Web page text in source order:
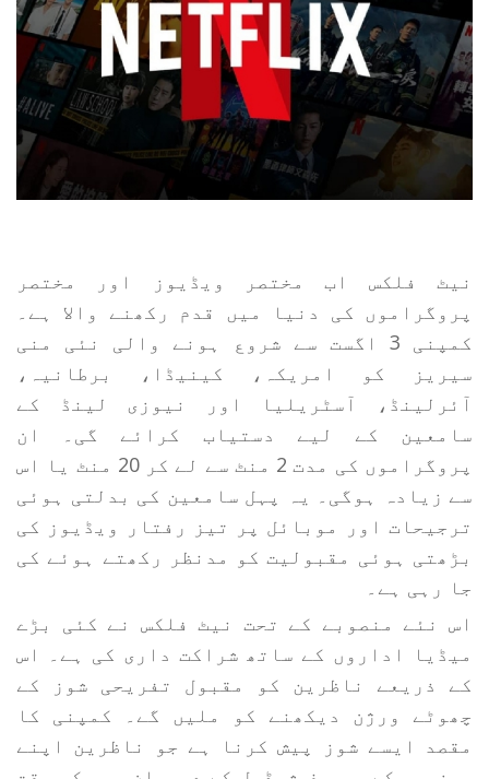
نیٹ فلکس اب مختصر ویڈیوز اور مختصر
پروگراموں کی دنیا میں قدم رکھنے والا ہے۔
کمپنی 3 اگست سے شروع ہونے والی نئی منی
سیریز کو امریکہ، کینیڈا، برطانیہ،
آئرلینڈ، آسٹریلیا اور نیوزی لینڈ کے
سامعین کے لیے دستیاب کرائے گی۔ ان
پروگراموں کی مدت 2 منٹ سے لے کر 20 منٹ یا اس
سے زیادہ ہوگی۔ یہ پہل سامعین کی بدلتی ہوئی
ترجیحات اور موبائل پر تیز رفتار ویڈیوز کی
بڑھتی ہوئی مقبولیت کو مدنظر رکھتے ہوئے کی
جا رہی ہے۔
اس نئے منصوبے کے تحت نیٹ فلکس نے کئی بڑے
میڈیا اداروں کے ساتھ شراکت داری کی ہے۔ اس
کے ذریعے ناظرین کو مقبول تفریحی شوز کے
چھوٹے ورژن دیکھنے کو ملیں گے۔ کمپنی کا
مقصد ایسے شوز پیش کرنا ہے جو ناظرین اپنے